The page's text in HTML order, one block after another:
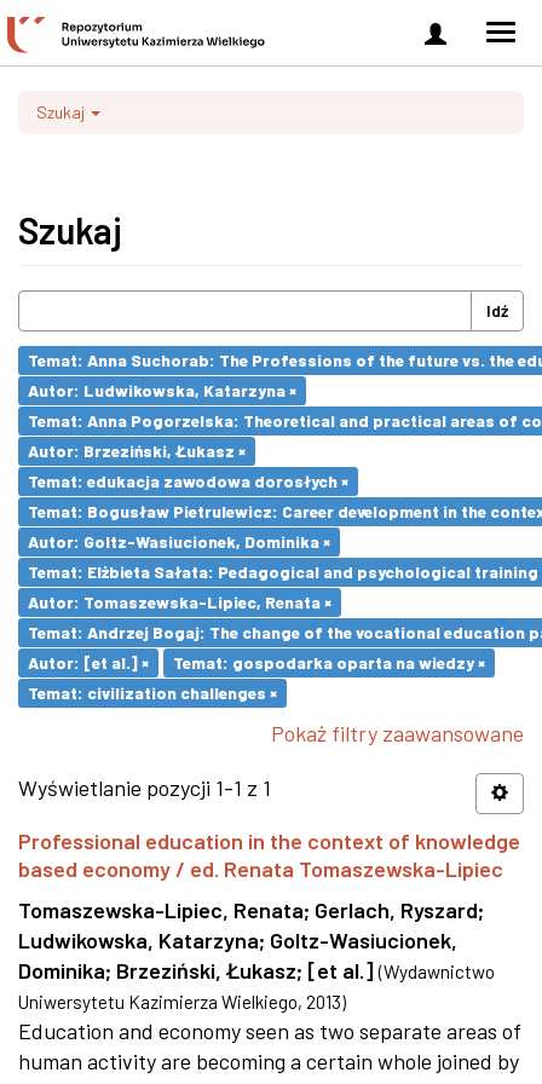
Zaloguj
się
Szukaj
Szukaj
Idź
Temat: Anna Suchorab: The Professions of the future vs. the
Autor: Ludwikowska, Katarzyna ×
Temat: Anna Pogorzelska: Theoretical and practical areas of
Autor: Brzeziński, Łukasz ×
Temat: edukacja zawodowa dorosłych ×
Temat: Bogusław Pietrulewicz: Career development in the
Autor: Goltz-Wasiucionek, Dominika ×
Temat: Elżbieta Sałata: Pedagogical and psychological
Autor: Tomaszewska-Lipiec, Renata ×
Temat: Andrzej Bogaj: The change of the vocational education
Autor: [et al.] ×
Temat: gospodarka oparta na wiedzy ×
Temat: civilization challenges ×
Pokaż filtry zaawansowane
Wyświetlanie pozycji 1-1 z 1
Professional education in the context of knowledge
based economy / ed. Renata Tomaszewska-Lipiec
Tomaszewska-Lipiec, Renata; Gerlach, Ryszard;
Ludwikowska, Katarzyna; Goltz-Wasiucionek,
Dominika; Brzeziński, Łukasz; [et al.] (Wydawnictwo
Uniwersytetu Kazimierza Wielkiego, 2013)
Education and economy seen as two separate areas of
human activity are becoming a certain whole joined by